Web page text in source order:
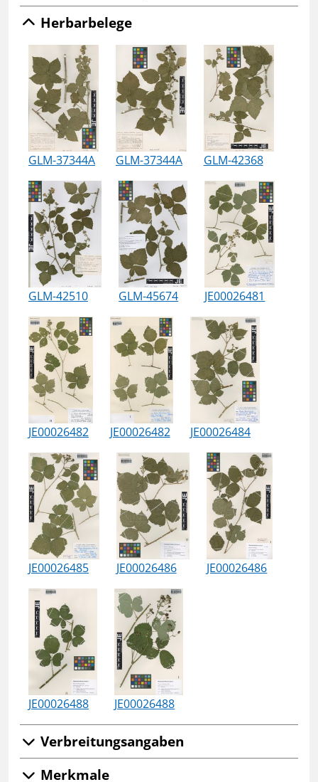
Herbarbelege
GLM-37344A GLM-37344A GLM-42368
GLM-42510 GLM-45674 JE00026481
JE00026482 JE00026482 JE00026484
JE00026485 JE00026486 JE00026486
JE00026488 JE00026488
Verbreitungsangaben
Merkmale